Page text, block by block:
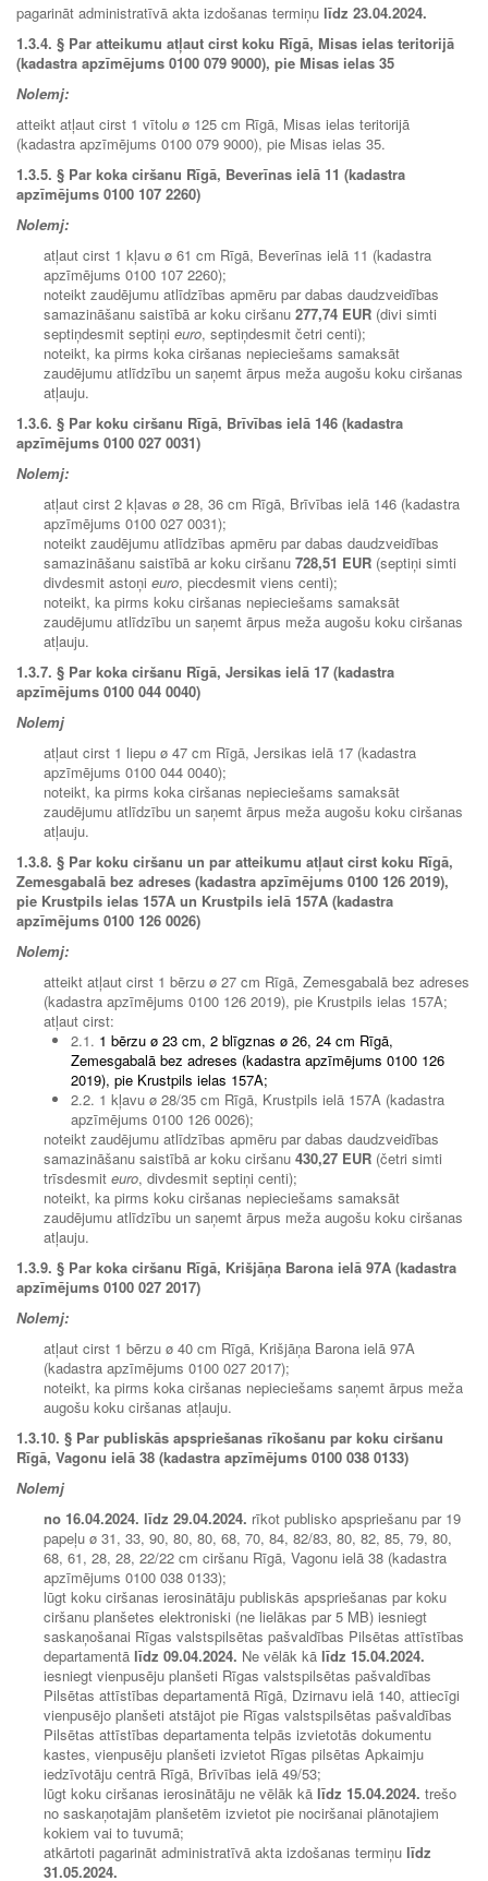
pagarināt administratīvā akta izdošanas termiņu līdz 23.04.2024.
1.3.4. § Par atteikumu atļaut cirst koku Rīgā, Misas ielas teritorijā
(kadastra apzīmējums 0100 079 9000), pie Misas ielas 35
Nolemj:
atteikt atļaut cirst 1 vītolu ø 125 cm Rīgā, Misas ielas teritorijā
(kadastra apzīmējums 0100 079 9000), pie Misas ielas 35.
1.3.5. § Par koka ciršanu Rīgā, Beverīnas ielā 11 (kadastra
apzīmējums 0100 107 2260)
Nolemj:
atļaut cirst 1 kļavu ø 61 cm Rīgā, Beverīnas ielā 11 (kadastra
apzīmējums 0100 107 2260);
noteikt zaudējumu atlīdzības apmēru par dabas daudzveidības
samazināšanu saistībā ar koku ciršanu 277,74 EUR (divi simti
septiņdesmit septiņi euro, septiņdesmit četri centi);
noteikt, ka pirms koka ciršanas nepieciešams samaksāt
zaudējumu atlīdzību un saņemt ārpus meža augošu koku ciršanas
atļauju.
1.3.6. § Par koku ciršanu Rīgā, Brīvības ielā 146 (kadastra
apzīmējums 0100 027 0031)
Nolemj:
atļaut cirst 2 kļavas ø 28, 36 cm Rīgā, Brīvības ielā 146 (kadastra
apzīmējums 0100 027 0031);
noteikt zaudējumu atlīdzības apmēru par dabas daudzveidības
samazināšanu saistībā ar koku ciršanu 728,51 EUR (septiņi simti
divdesmit astoņi euro, piecdesmit viens centi);
noteikt, ka pirms koku ciršanas nepieciešams samaksāt
zaudējumu atlīdzību un saņemt ārpus meža augošu koku ciršanas
atļauju.
1.3.7. § Par koka ciršanu Rīgā, Jersikas ielā 17 (kadastra
apzīmējums 0100 044 0040)
Nolemj
atļaut cirst 1 liepu ø 47 cm Rīgā, Jersikas ielā 17 (kadastra
apzīmējums 0100 044 0040);
noteikt, ka pirms koka ciršanas nepieciešams samaksāt
zaudējumu atlīdzību un saņemt ārpus meža augošu koku ciršanas
atļauju.
1.3.8. § Par koku ciršanu un par atteikumu atļaut cirst koku Rīgā,
Zemesgabalā bez adreses (kadastra apzīmējums 0100 126 2019),
pie Krustpils ielas 157A un Krustpils ielā 157A (kadastra
apzīmējums 0100 126 0026)
Nolemj:
atteikt atļaut cirst 1 bērzu ø 27 cm Rīgā, Zemesgabalā bez adreses
(kadastra apzīmējums 0100 126 2019), pie Krustpils ielas 157A;
atļaut cirst:
2.1. 1 bērzu ø 23 cm, 2 blīgznas ø 26, 24 cm Rīgā,
Zemesgabalā bez adreses (kadastra apzīmējums 0100 126
2019), pie Krustpils ielas 157A;
2.2. 1 kļavu ø 28/35 cm Rīgā, Krustpils ielā 157A (kadastra
apzīmējums 0100 126 0026);
noteikt zaudējumu atlīdzības apmēru par dabas daudzveidības
samazināšanu saistībā ar koku ciršanu 430,27 EUR (četri simti
trīsdesmit euro, divdesmit septiņi centi);
noteikt, ka pirms koku ciršanas nepieciešams samaksāt
zaudējumu atlīdzību un saņemt ārpus meža augošu koku ciršanas
atļauju.
1.3.9. § Par koka ciršanu Rīgā, Krišjāņa Barona ielā 97A (kadastra
apzīmējums 0100 027 2017)
Nolemj:
atļaut cirst 1 bērzu ø 40 cm Rīgā, Krišjāņa Barona ielā 97A
(kadastra apzīmējums 0100 027 2017);
noteikt, ka pirms koka ciršanas nepieciešams saņemt ārpus meža
augošu koku ciršanas atļauju.
1.3.10. § Par publiskās apspriešanas rīkošanu par koku ciršanu
Rīgā, Vagonu ielā 38 (kadastra apzīmējums 0100 038 0133)
Nolemj
no 16.04.2024. līdz 29.04.2024. rīkot publisko apspriešanu par 19
papeļu ø 31, 33, 90, 80, 80, 68, 70, 84, 82/83, 80, 82, 85, 79, 80,
68, 61, 28, 28, 22/22 cm ciršanu Rīgā, Vagonu ielā 38 (kadastra
apzīmējums 0100 038 0133);
lūgt koku ciršanas ierosinātāju publiskās apspriešanas par koku
ciršanu planšetes elektroniski (ne lielākas par 5 MB) iesniegt
saskaņošanai Rīgas valstspilsētas pašvaldības Pilsētas attīstības
departamentā līdz 09.04.2024. Ne vēlāk kā līdz 15.04.2024.
iesniegt vienpusēju planšeti Rīgas valstspilsētas pašvaldības
Pilsētas attīstības departamentā Rīgā, Dzirnavu ielā 140, attiecīgi
vienpusējo planšeti atstājot pie Rīgas valstspilsētas pašvaldības
Pilsētas attīstības departamenta telpās izvietotās dokumentu
kastes, vienpusēju planšeti izvietot Rīgas pilsētas Apkaimju
iedzīvotāju centrā Rīgā, Brīvības ielā 49/53;
lūgt koku ciršanas ierosinātāju ne vēlāk kā līdz 15.04.2024. trešo
no saskaņotajām planšetēm izvietot pie nociršanai plānotajiem
kokiem vai to tuvumā;
atkārtoti pagarināt administratīvā akta izdošanas termiņu līdz
31.05.2024.